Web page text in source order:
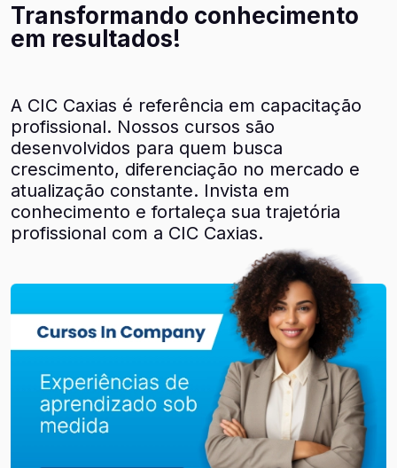
Transformando conhecimento
em resultados!
A CIC Caxias é referência em capacitação
profissional. Nossos cursos são
desenvolvidos para quem busca
crescimento, diferenciação no mercado e
atualização constante. Invista em
conhecimento e fortaleça sua trajetória
profissional com a CIC Caxias.